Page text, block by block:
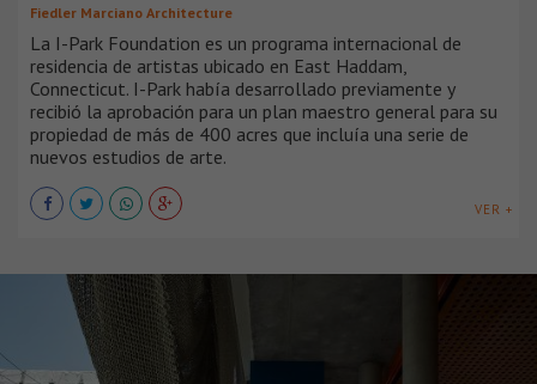
Fiedler Marciano Architecture
La I-Park Foundation es un programa internacional de
residencia de artistas ubicado en East Haddam,
Connecticut. I-Park había desarrollado previamente y
recibió la aprobación para un plan maestro general para su
propiedad de más de 400 acres que incluía una serie de
nuevos estudios de arte.
VER +